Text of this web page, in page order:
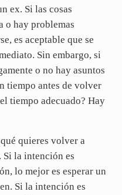
ex. Si las cosas
o hay problemas
es aceptable que se
Sin embargo, si
o no hay asuntos
tiempo antes de volver
tiempo adecuado? Hay
quieres volver a
Si la intención es
lo mejor es esperar un
Si la intención es